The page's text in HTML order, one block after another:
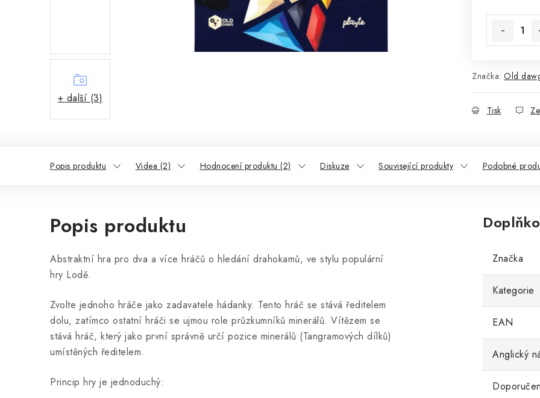
+ další (3)
Značka: Old
Tisk
Popis produktu Videa (2) Hodnocení produktu (2) Diskuze Související produkty Podobné
Popis produktu
Abstraktní hra pro dva a více hráčů o hledání drahokamů, ve stylu populární
hry Lodě.
Zvolte jednoho hráče jako zadavatele hádanky. Tento hráč se stává ředitelem
dolu, zatímco ostatní hráči se ujmou role průzkumníků minerálů. Vítězem se
stává hráč, který jako první správně určí pozice minerálů (Tangramových dílků)
umístěných ředitelem.
Princip hry je jednoduchý:
Značka
Kategorie
EAN
Anglický